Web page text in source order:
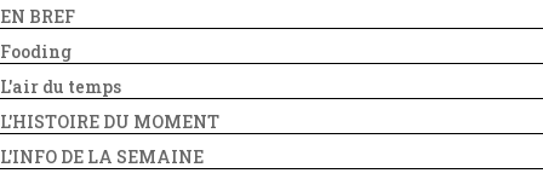
EN BREF
Fooding
L'air du temps
L'HISTOIRE DU MOMENT
L'INFO DE LA SEMAINE